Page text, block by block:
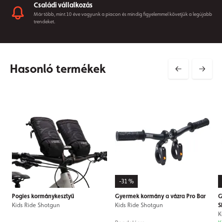
Családi vállalkozás
Már több, mint 10 éve vagyunk a piacon és mindig figyelemmel követjük a legújabb
trendeket.
Hasonló termékek
Pogies kormánykesztyű
Kids Ride Shotgun
-31 %
Gyermek kormány a vázra Pro Bar
Kids Ride Shotgun